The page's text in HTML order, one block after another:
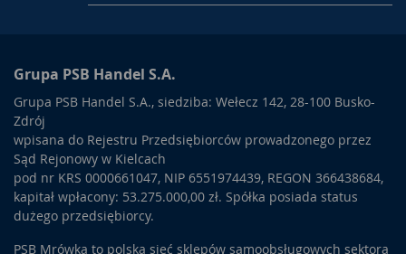
zwrócić uwagę nawieszaki do sufitów podwieszanych. Za
podwieszanego
należy zainstalować na prętach o średnicy 4
mm.Wieszaki obrotowe do sufitu podwieszanego
wykorzystać do regulacji wysokości podwieszenia sufitu.
Grupa PSB Handel S.A.
Grupa PSB Handel S.A., siedziba: Wełecz 142, 28-100 Busko-
Zdrój
wpisana do Rejestru Przedsiębiorców prowadzonego przez
Sąd Rejonowy w Kielcach
pod nr KRS 0000661047, NIP 6551974439, REGON 366438684,
kapitał wpłacony: 53.275.000,00 zł. Spółka posiada status
dużego przedsiębiorcy.
PSB Mrówka to polska sieć sklepów samoobsługowych sektora